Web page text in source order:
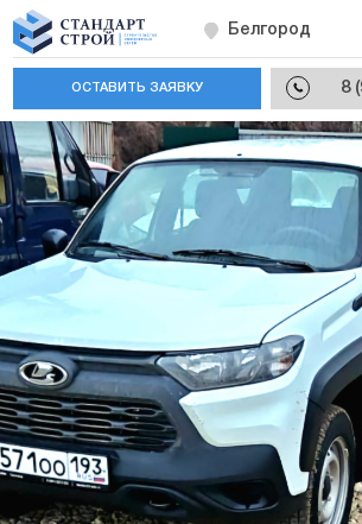
Белгород
8
ОСТАВИТЬ ЗАЯВКУ